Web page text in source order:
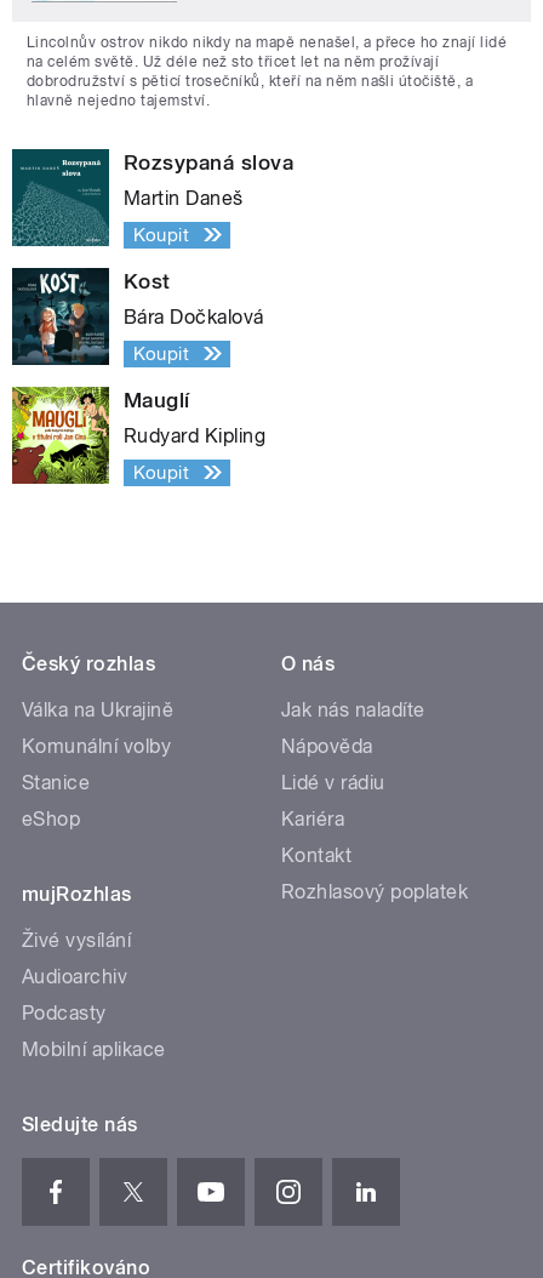
Lincolnův ostrov nikdo nikdy na mapě nenašel, a přece ho znají lidé
na celém světě. Už déle než sto třicet let na něm prožívají
dobrodružství s pěticí trosečníků, kteří na něm našli útočiště, a
hlavně nejedno tajemství.
Rozsypaná slova
Martin Daneš
Koupit
Kost
Bára Dočkalová
Koupit
Mauglí
Rudyard Kipling
Koupit
Český rozhlas
Válka na Ukrajině
Komunální volby
Stanice
eShop
mujRozhlas
Živé vysílání
Audioarchiv
Podcasty
Mobilní aplikace
O nás
Jak nás naladíte
Nápověda
Lidé v rádiu
Kariéra
Kontakt
Rozhlasový poplatek
Sledujte nás
Certifikováno